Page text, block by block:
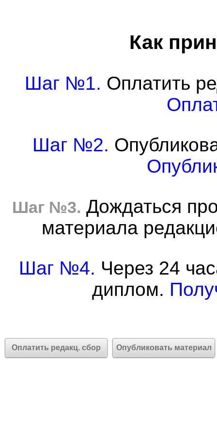
Как
Шаг №1. Оплатить
Шаг №2.
Шаг №3. Дождаться
материала
Шаг №4. Через 24
диплом.
Оплатить редакц. сбор Опубликовать материал